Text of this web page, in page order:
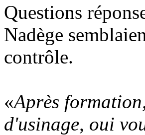
Questions
Nadège
contrôle.
«Après
d'usinage, oui